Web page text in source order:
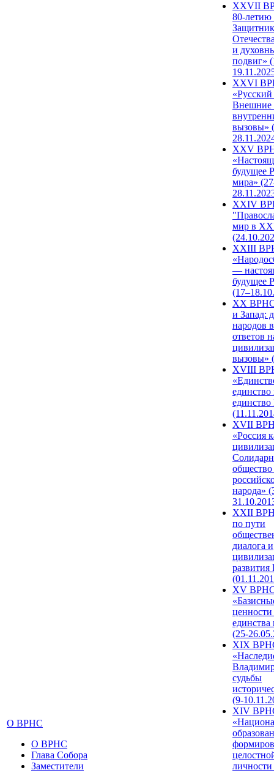
О ВРНС
О ВРНС
Глава Собора
Заместители
ХХVII
80-
и
подвиг»
XXVI
Внешние
вызовы»
XXV
будущее
мира»
XXIV
мир в
XXIII
—
будущее
XX ВРНС
и Запад:
народов
ответов
вызовы»
XVIII
единство
единство
XVII
«Россия
народа»
XXII
по пути
диалога и
развития
XV
единства
(25-
XIX
судьбы
(9-
XIV